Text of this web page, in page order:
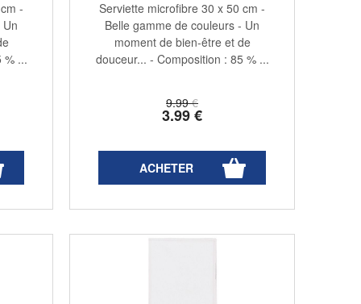
-
% ...
9.99 €
3.99€
Serviette microfibre 30 x 50 cm -
Belle gamme de couleurs - Un
moment de bien-être et de
douceur... - Composition : 85 % ...